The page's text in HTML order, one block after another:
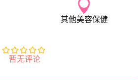
其他美容保健
暂无评论